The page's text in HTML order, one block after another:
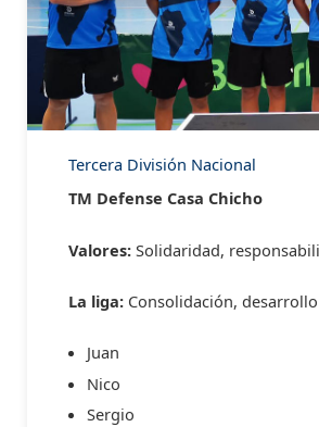
Tercera División Nacional
TM Defense Casa Chicho
Valores:Solidaridad,
La liga:Consolidación, desarrollo
Juan
Nico
Sergio